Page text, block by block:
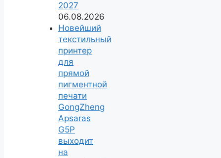
2027
06.08.2026
Новейший
текстильный
принтер
для
прямой
пигментной
печати
GongZheng
Apsaras
G5P
выходит
на